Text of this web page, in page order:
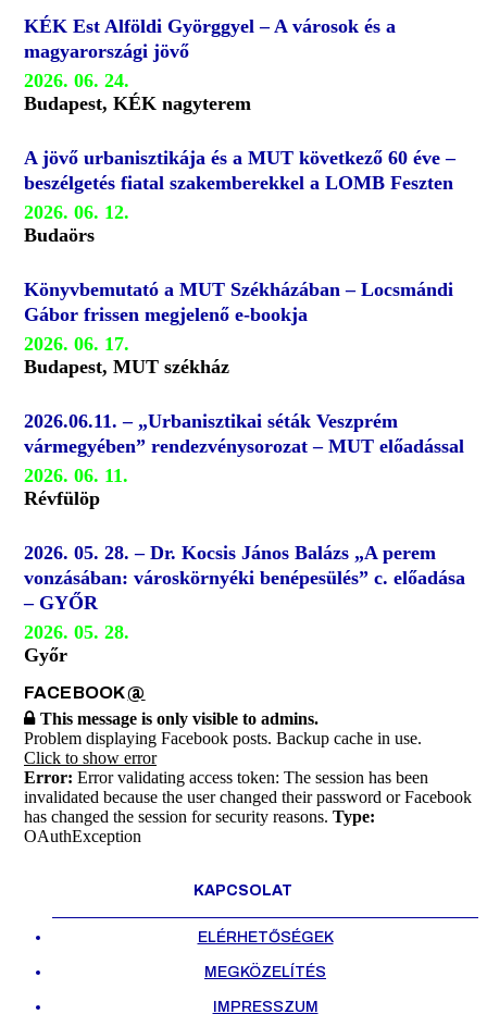
KÉK Est Alföldi Györggyel – A városok és a
magyarországi jövő
2026. 06. 24.
Budapest, KÉK nagyterem
A jövő urbanisztikája és a MUT következő 60 éve –
beszélgetés fiatal szakemberekkel a LOMB Feszten
2026. 06. 12.
Budaörs
Könyvbemutató a MUT Székházában – Locsmándi
Gábor frissen megjelenő e-bookja
2026. 06. 17.
Budapest, MUT székház
2026.06.11. – „Urbanisztikai séták Veszprém
vármegyében” rendezvénysorozat – MUT előadással
2026. 06. 11.
Révfülöp
2026. 05. 28. – Dr. Kocsis János Balázs „A perem
vonzásában: városkörnyéki benépesülés” c. előadása
– GYŐR
2026. 05. 28.
Győr
FACEBOOK@
This message is only visible to admins.
Problem displaying Facebook posts. Backup cache in use.
Click to show error
Error: Error validating access token: The session has been
invalidated because the user changed their password or Facebook
has changed the session for security reasons. Type:
OAuthException
KAPCSOLAT
ELÉRHETŐSÉGEK
MEGKÖZELÍTÉS
IMPRESSZUM